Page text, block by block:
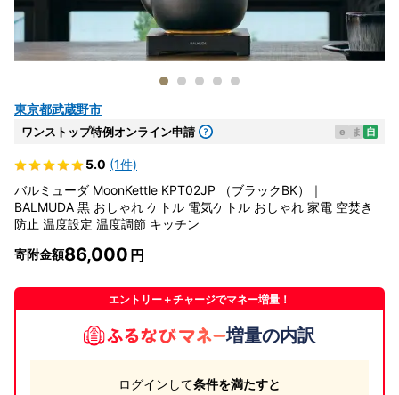
東京都武蔵野市
ワンストップ特例オンライン申請 e ま 自
5.0 (1件)
バルミューダ MoonKettle KPT02JP （ブラックBK）｜
BALMUDA 黒 おしゃれ ケトル 電気ケトル おしゃれ 家電 空焚き
防止 温度設定 温度調節 キッチン
寄附金額86,000
エントリー＋チャージでマネー増量！
増量の内訳
ログインして条件を満たすと